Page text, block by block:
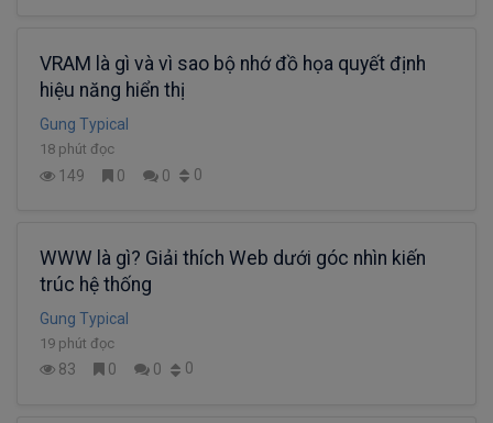
VRAM là gì và vì sao bộ nhớ đồ họa quyết định
hiệu năng hiển thị
Gung Typical
18 phút đọc
149 0 0 0
WWW là gì? Giải thích Web dưới góc nhìn kiến
trúc hệ thống
Gung Typical
19 phút đọc
83 0 0 0